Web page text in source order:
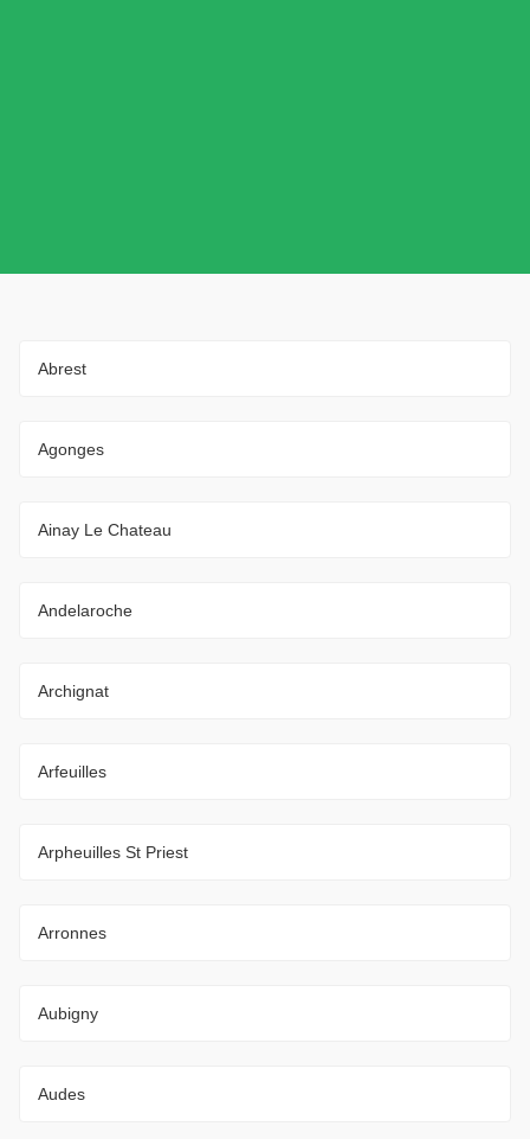
Abrest
Agonges
Ainay Le Chateau
Andelaroche
Archignat
Arfeuilles
Arpheuilles St Priest
Arronnes
Aubigny
Audes